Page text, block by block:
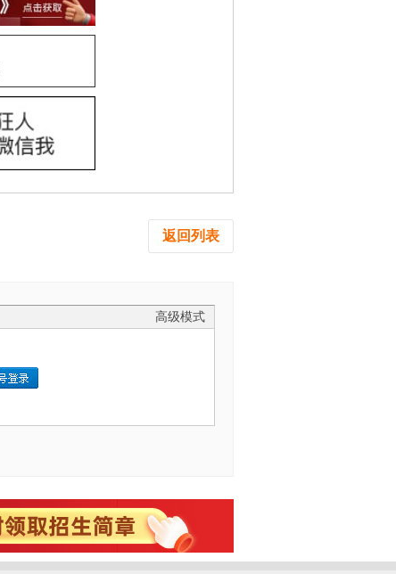
返回列表
高级模式